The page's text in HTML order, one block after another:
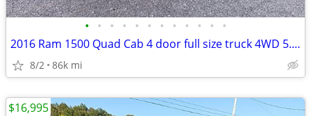
• • • • • • • • • • • •
2016 Ram 1500 Quad Cab 4 door full size truck 4WD 5.7L Hemi 8cyl 85k m
8/2 86k mi
$16,995